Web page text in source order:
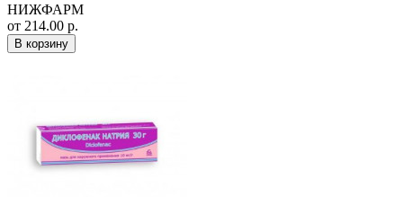
НИЖФАРМ
от 214.00 р.
В корзину